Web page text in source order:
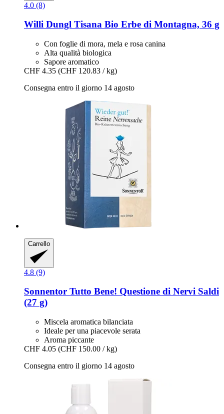
4.0 (8)
Willi Dungl Tisana Bio Erbe di Montagna, 36 g
Con foglie di mora, mela e rosa canina
Alta qualità biologica
Sapore aromatico
CHF 4.35 (CHF 120.83 / kg)
Consegna entro il giorno 14 agosto
Carrello
4.8 (9)
Sonnentor Tutto Bene! Questione di Nervi Saldi
(27 g)
Miscela aromatica bilanciata
Ideale per una piacevole serata
Aroma piccante
CHF 4.05 (CHF 150.00 / kg)
Consegna entro il giorno 14 agosto